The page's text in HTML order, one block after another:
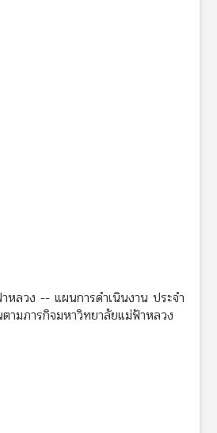
ลวง -- แผนการดำเนินงาน ประจำ
มภารกิจมหาวิทยาลัยแม่ฟ้าหลวง